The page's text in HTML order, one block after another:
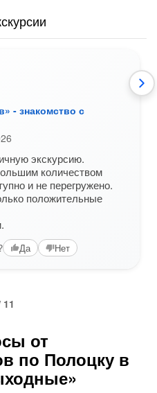
- знакомство с
экскурсию.
количеством
и не перегружено.
положительные
Да Нет
11
от
по Полоцку в